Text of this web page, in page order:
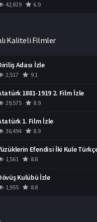
42,819 6.9
Kaliteli Filmler
Adası İzle
2,517 9.1
1881-1919 2. Film İzle
29,575 8.9
1. Film İzle
36,494 8.9
1,561 8.8
Kulübü İzle
1,955 8.8